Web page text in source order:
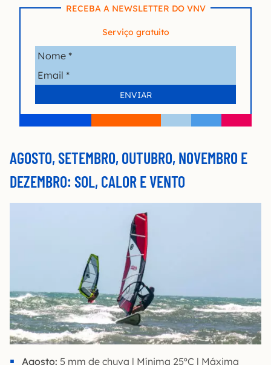
RECEBA A NEWSLETTER DO VNV
Serviço gratuito
AGOSTO, SETEMBRO, OUTUBRO, NOVEMBRO E
DEZEMBRO: SOL, CALOR E VENTO
Agosto: 5 mm de chuva | Mínima 25ºC | Máxima